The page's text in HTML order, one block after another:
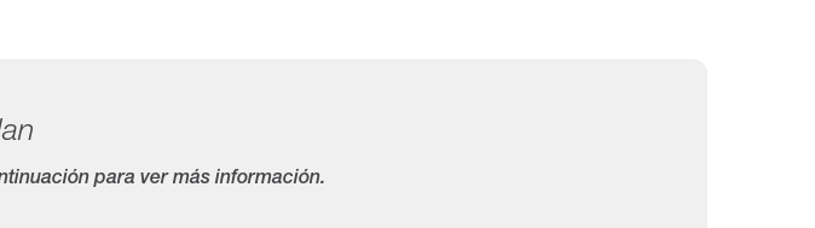
para ver más información.